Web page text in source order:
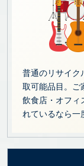
普通のリサイク
取可能品目。ご
飲食店・オフィ
れているなら一